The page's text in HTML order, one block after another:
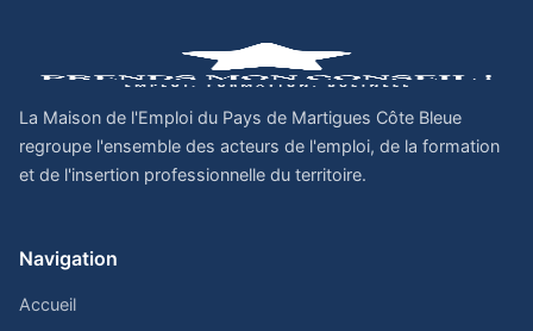
La Maison de l'Emploi du Pays de Martigues Côte Bleue
regroupe l'ensemble des acteurs de l'emploi, de la formation
et de l'insertion professionnelle du territoire.
Navigation
Accueil